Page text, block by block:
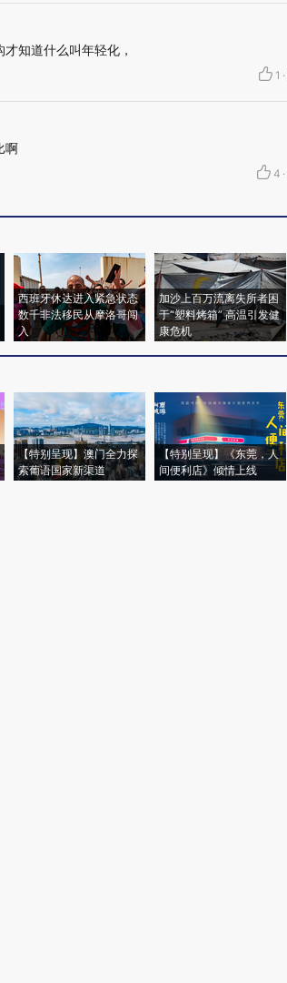
知道什么叫年轻化，
1 ·
啊
4 ·
西班牙休达进入紧急状态
数千非法移民从摩洛哥闯
入
加沙上百万流离失所者困
于“塑料烤箱” 高温引发健
康危机
【特别呈现】澳门全力探
索葡语国家新渠道
【特别呈现】《东莞，人
间便利店》倾情上线